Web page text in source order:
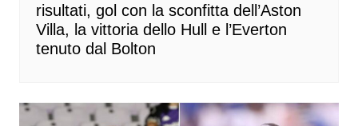
risultati, gol con la sconfitta dell’Aston
Villa, la vittoria dello Hull e l’Everton
tenuto dal Bolton